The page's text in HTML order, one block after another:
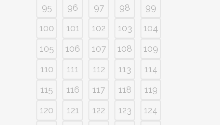
95
96 97 98
99
100
101 102 103
104
105
106 107 108
109
110
111 112 113
114
115
116 117 118
119
120
121 122 123
124